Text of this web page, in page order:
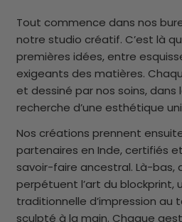
Tout commence dans nos
notre studio créatif. C’est là
premières idées, entre
exigeants des matières.
et dessiné par nos soins,
recherche d’une esthétique
Nos créations prennent
partenaires en Inde, certifiés
savoir-faire ancestral. Là-bas,
perpétuent l’art du blockprint,
traditionnelle d’impression au
sculpté à la main. Chaque